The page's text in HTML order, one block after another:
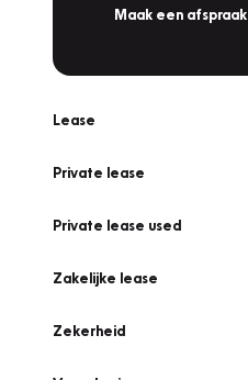
Maak een afspraak
Lease
Private lease
Private lease used
Zakelijke lease
Zekerheid